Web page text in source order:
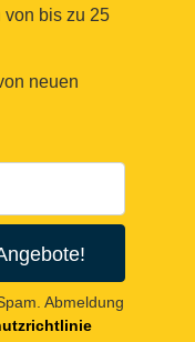
von bis zu 25
neuen
Abmeldung